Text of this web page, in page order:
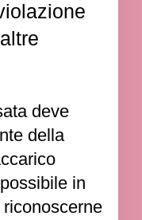
deve
della
in